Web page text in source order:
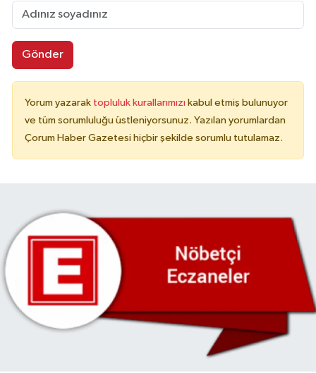
Gönder
Yorum yazarak topluluk kurallarımızı kabul etmiş bulunuyor
ve tüm sorumluluğu üstleniyorsunuz. Yazılan yorumlardan
Çorum Haber Gazetesi hiçbir şekilde sorumlu tutulamaz.